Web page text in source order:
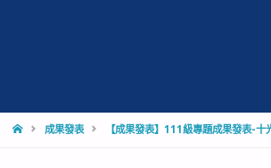
HOME成果發表 【成果發表】111級專題成果發表-十